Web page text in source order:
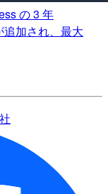
の 3 年
加され、最大